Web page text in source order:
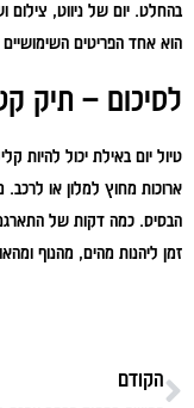
בהחלט. יום של ניווט, צילום
הוא אחד הפריטים השימושיים
לסיכום – תיק
טיול יום באילת יכול להיות
ארוכות מחוץ למלון או
הבסיס. כמה דקות של
זמן ליהנות מהים, מהנוף
הקודם